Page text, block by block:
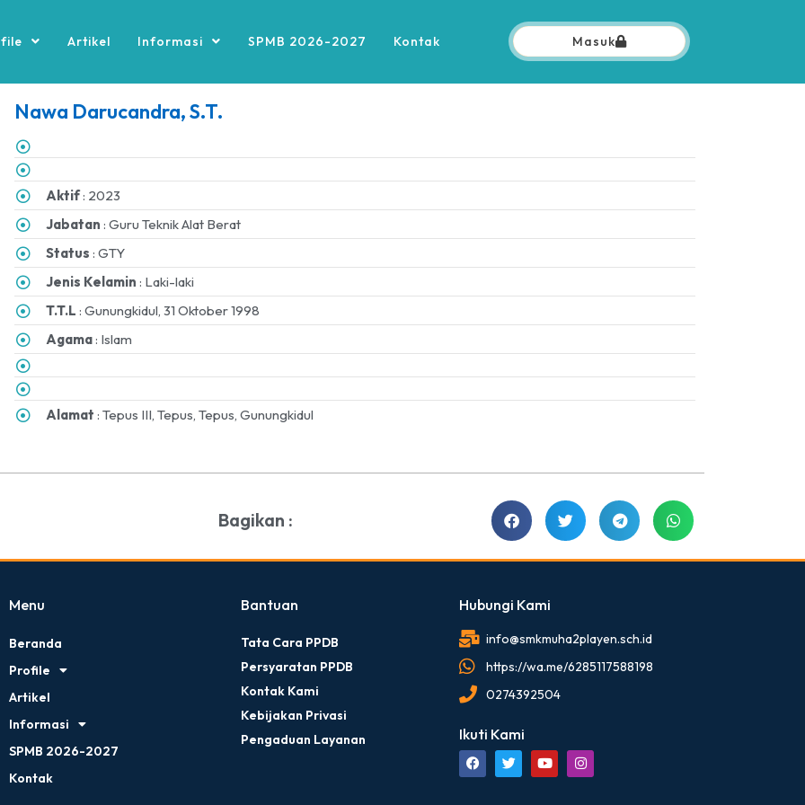
Artikel Informasi SPMB 2026-2027 Kontak Masuk
Nawa Darucandra, S.T.
Aktif: 2023
Jabatan : Guru Teknik Alat Berat
Status : GTY
Jenis Kelamin : Laki-laki
T.T.L : Gunungkidul, 31 Oktober 1998
Agama: Islam
Alamat : Tepus III, Tepus, Tepus, Gunungkidul
Bagikan :
Menu
Beranda
Profile
Artikel
Informasi
SPMB 2026-2027
Kontak
Bantuan
Tata Cara PPDB
Persyaratan PPDB
Kontak Kami
Kebijakan Privasi
Pengaduan Layanan
Hubungi Kami
info@smkmuha2playen.sch.id
https://wa.me/6285117588198
0274392504
Ikuti Kami